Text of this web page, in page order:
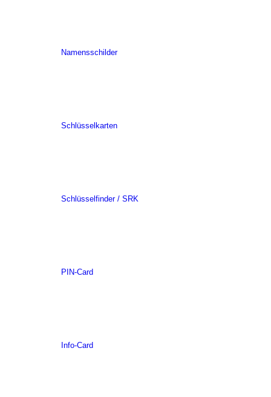
Namensschilder
Schlüsselkarten
Schlüsselfinder / SRK
PIN-Card
Info-Card